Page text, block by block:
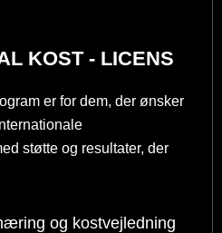
KOST - LICENS
er for dem, der ønsker
støtte og resultater, der
og kostvejledning